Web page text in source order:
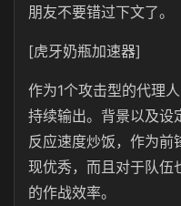
朋友不要错过下文了。
[虎牙奶瓶加速器]
作为1个攻击型的代理
持续输出。背景以及设
反应速度炒饭，作为前
现优秀，而且对于队伍
的作战效率。